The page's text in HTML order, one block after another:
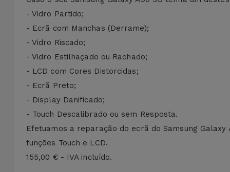
Ver
tudo
- Vidro Partido;
- Ecrã com Manchas (Derrame);
- Vidro Riscado;
- Vidro Estilhaçado ou Rachado;
- LCD com Cores Distorcidas;
- Ecrã Preto;
- Display Danificado;
- Touch Descalibrado ou sem Resposta.
Efetuamos a reparação do ecrã do Samsung
funções Touch e LCD.
155,00 € - IVA incluído.